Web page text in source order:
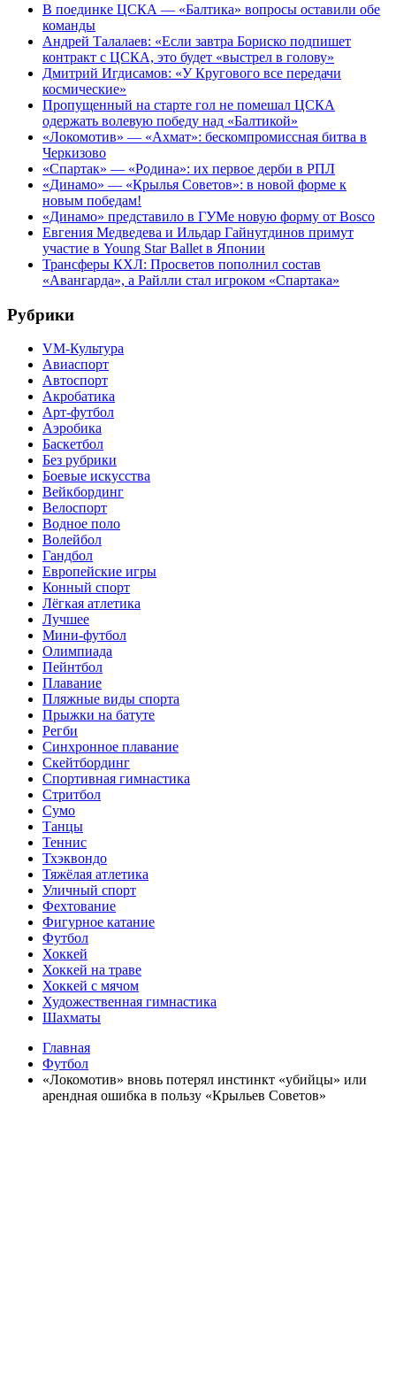
В поединке ЦСКА — «Балтика» вопросы оставили обе
команды
Андрей Талалаев: «Если завтра Бориско подпишет
контракт с ЦСКА, это будет «выстрел в голову»
Дмитрий Игдисамов: «У Кругового все передачи
космические»
Пропущенный на старте гол не помешал ЦСКА
одержать волевую победу над «Балтикой»
«Локомотив» — «Ахмат»: бескомпромиссная битва в
Черкизово
«Спартак» — «Родина»: их первое дерби в РПЛ
«Динамо» — «Крылья Советов»: в новой форме к
новым победам!
«Динамо» представило в ГУМе новую форму от Bosco
Евгения Медведева и Ильдар Гайнутдинов примут
участие в Young Star Ballet в Японии
Трансферы КХЛ: Просветов пополнил состав
«Авангарда», а Райлли стал игроком «Спартака»
Рубрики
VM-Культура
Авиаспорт
Автоспорт
Акробатика
Арт-футбол
Аэробика
Баскетбол
Без рубрики
Боевые искусства
Вейкбординг
Велоспорт
Водное поло
Волейбол
Гандбол
Европейские игры
Конный спорт
Лёгкая атлетика
Лучшее
Мини-футбол
Олимпиада
Пейнтбол
Плавание
Пляжные виды спорта
Прыжки на батуте
Регби
Синхронное плавание
Скейтбординг
Спортивная гимнастика
Стритбол
Сумо
Танцы
Теннис
Тхэквондо
Тяжёлая атлетика
Уличный спорт
Фехтование
Фигурное катание
Футбол
Хоккей
Хоккей на траве
Хоккей с мячом
Художественная гимнастика
Шахматы
Главная
Футбол
«Локомотив» вновь потерял инстинкт «убийцы» или
арендная ошибка в пользу «Крыльев Советов»